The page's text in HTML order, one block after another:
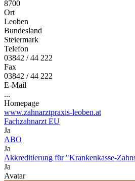
8700
Ort
Leoben
Bundesland
Steiermark
Telefon
03842 / 44 222
Fax
03842 / 44 222
E-Mail
...
Homepage
www.zahnarztpraxis-leoben.at
Fachzahnarzt EU
Ja
ABO
Ja
Akkreditierung für "Krankenkasse-
Ja
Avatar